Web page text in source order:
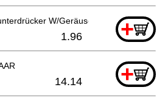
W/Geräuschunterdrücker Band
+
1.96
+
14.14